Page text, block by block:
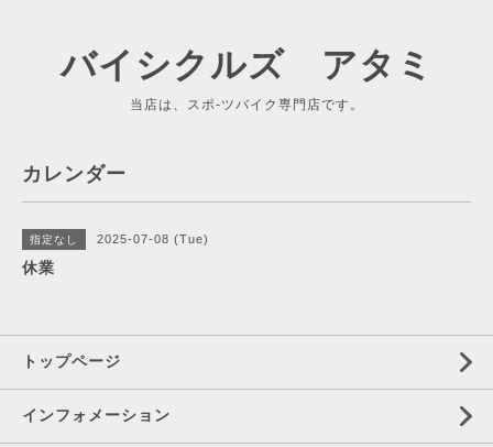
バイシクルズ アタミ
当店は、スポ-ツバイク専門店です。
カレンダー
指定なし 2025-07-08 (Tue)
休業
トップページ
インフォメーション